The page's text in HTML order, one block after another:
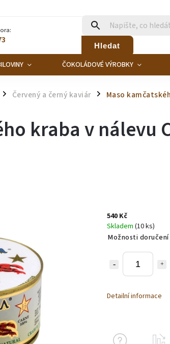
Hledat
ČOKOLÁDOVÉ VÝROBKY
/ Červený a černý kaviár / Maso
kraba v nálevu
540 Kč
Skladem (10 ks)
Možnosti doručení
Detailní informace